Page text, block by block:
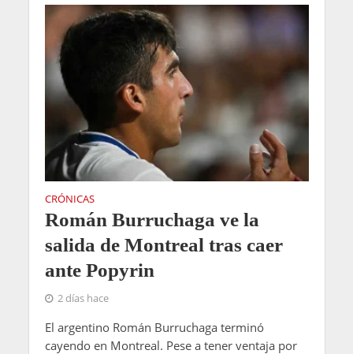
CRÓNICAS
Román Burruchaga ve la
salida de Montreal tras caer
ante Popyrin
2 días hace
El argentino Román Burruchaga terminó
cayendo en Montreal. Pese a tener ventaja por